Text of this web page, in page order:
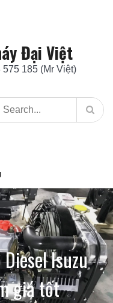
Đại Việt
185 (Mr Việt)
Isuzu
giá tốt